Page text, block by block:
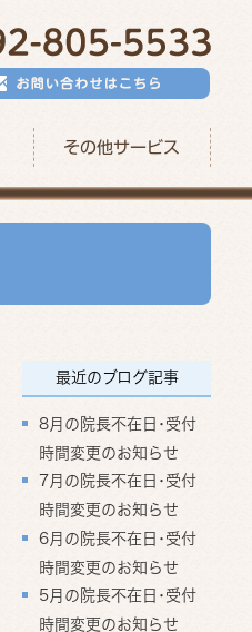
その他サービス
最近のブログ記事
8月の院長不在日･受付
時間変更のお知らせ
7月の院長不在日･受付
時間変更のお知らせ
6月の院長不在日･受付
時間変更のお知らせ
5月の院長不在日･受付
時間変更のお知らせ